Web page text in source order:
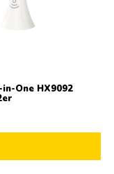
One HX9092